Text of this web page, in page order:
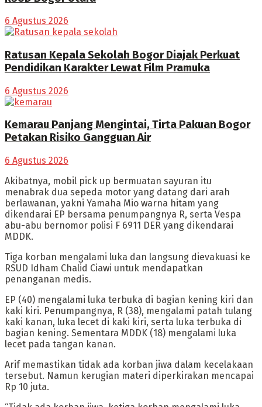
6 Agustus 2026
Ratusan Kepala Sekolah Bogor Diajak Perkuat
Pendidikan Karakter Lewat Film Pramuka
6 Agustus 2026
Kemarau Panjang Mengintai, Tirta Pakuan Bogor
Petakan Risiko Gangguan Air
6 Agustus 2026
Akibatnya, mobil pick up bermuatan sayuran itu
menabrak dua sepeda motor yang datang dari arah
berlawanan, yakni Yamaha Mio warna hitam yang
dikendarai EP bersama penumpangnya R, serta Vespa
abu-abu bernomor polisi F 6911 DER yang dikendarai
MDDK.
Tiga korban mengalami luka dan langsung dievakuasi ke
RSUD Idham Chalid Ciawi untuk mendapatkan
penanganan medis.
EP (40) mengalami luka terbuka di bagian kening kiri dan
kaki kiri. Penumpangnya, R (38), mengalami patah tulang
kaki kanan, luka lecet di kaki kiri, serta luka terbuka di
bagian kening. Sementara MDDK (18) mengalami luka
lecet pada tangan kanan.
Arif memastikan tidak ada korban jiwa dalam kecelakaan
tersebut. Namun kerugian materi diperkirakan mencapai
Rp 10 juta.